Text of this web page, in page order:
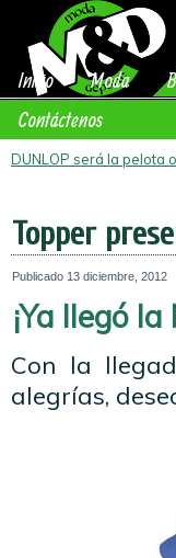
Inicio Moda
Contáctenos
DUNLOP será la pelota
Topper
Publicado 13 diciembre, 2012
¡Ya llegó
Con la
alegrías,